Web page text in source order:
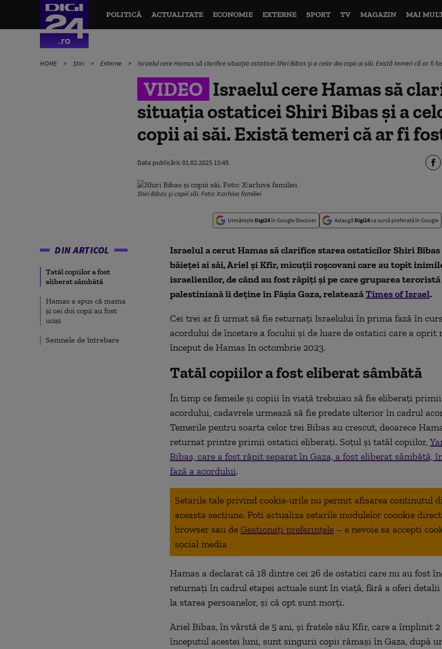
POLITICĂ ACTUALITATE ECONOMIE EXTERNE SPORT TV MAGAZIN MAI
HOME Știri Externe Israelul cere Hamas să clarifice situația ostaticei Shiri Bibas și a celor doi copii ai săi. Există temeri că ar fi
VIDEO Israelul cere Hamas să
situația ostaticei Shiri Bibas și a
copii ai săi. Există temeri că ar fi
Data publicării:01.02.2025 15:45
Shiri Bibas și copiii săi. Foto: X:arhiva familiei
Urmărește Digi24în Google Discover Adaugă Digi24ca sursă preferată în Google
DIN ARTICOL
Tatăl copiilor a fost
eliberat sâmbătă
Hamas a spus că mama
și cei doi copii au fost
uciși
Semnele de întrebare
Israelul a cerut Hamas să clarifice starea ostaticilor Shiri Bibas
băieței ai săi, Ariel și Kfir, micuții roșcovani care au topit
israelienilor, de când au fost răpiți și pe care gruparea teroristă
palestiniană îi deține în Fâșia Gaza, relateazăTimes of Israel.
Cei trei ar fi urmat să fie returnați Israelului în prima fază în
acordului de încetare a focului și de luare de ostatici care a oprit
început de Hamas în octombrie 2023.
Tatăl copiilor a fost eliberat sâmbătă
În timp ce femeile și copiii în viață trebuiau să fie eliberați
acordului, cadavrele urmează să fie predate ulterior în cadrul
Temerile pentru soarta celor trei Bibas au crescut, deoarece
returnat printre primii ostatici eliberați. Soțul și tatăl copiilor,
Bibas, care a fost răpit separat în Gaza, a fost eliberat sâmbătă,
fază a acordului.
Setarile tale privind cookie-urile nu permit afisarea continutul
aceasta sectiune. Poti actualiza setarile modulelor coookie
browser sau de Gestionați preferințele – e nevoie sa accepti
social media
Hamas a declarat că 18 dintre cei 26 de ostatici care nu au fost
returnați în cadrul etapei actuale sunt în viață, fără a oferi
la starea persoanelor, și că opt sunt morți.
Ariel Bibas, în vârstă de 5 ani, și fratele său Kfir, care a împlinit
începutul acestei luni, sunt singurii copii rămași în Gaza, după